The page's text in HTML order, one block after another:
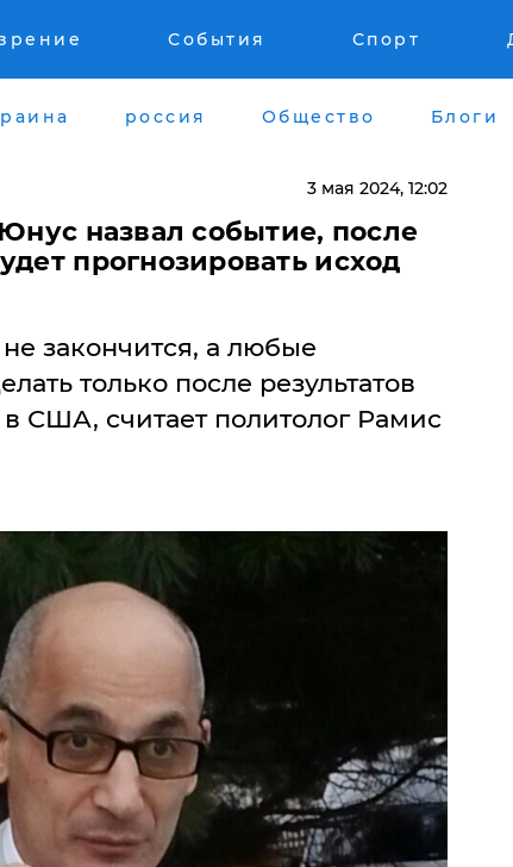
События Спорт
россия Общество Блоги
3 мая 2024, 12:02
назвал событие, после
прогнозировать исход
закончится, а любые
только после результатов
США, считает политолог Рамис